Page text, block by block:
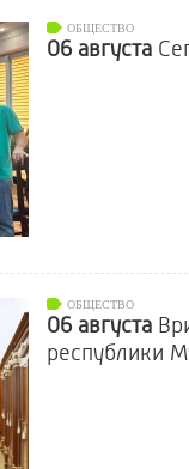
ОБЩЕСТВО
06 августа
ОБЩЕСТВО
06 августа
республики